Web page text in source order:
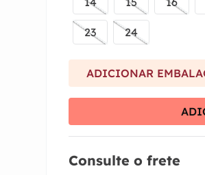
23 24
ADICIONAR
Consulte o frete